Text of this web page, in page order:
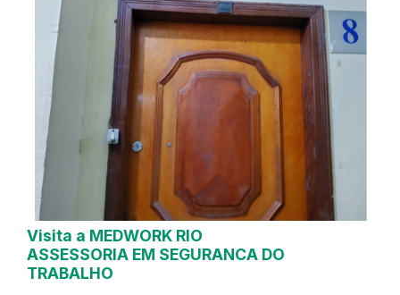
Visita a MEDWORK RIO
ASSESSORIA EM SEGURANCA DO
TRABALHO